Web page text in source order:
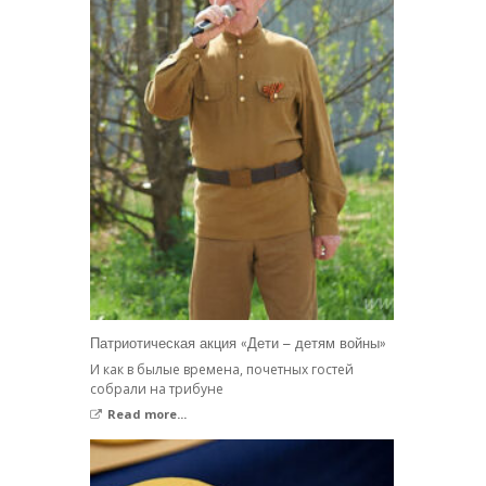
Патриотическая акция «Дети – детям войны»
И как в былые времена, почетных гостей
собрали на трибуне
Read more...